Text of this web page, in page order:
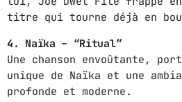
COMPAS / AFRO ON
3:00 PM - 6:00 PM
ZOUK LOVERS
6:00 PM - 8:00 PM
titre qui tourne déjà en
4. Naïka – “Ritual”
Une chanson envoûtante,
unique de Naïka et une
profonde et moderne.